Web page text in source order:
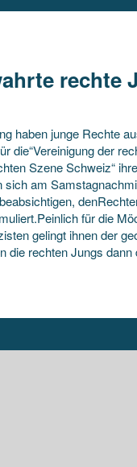
rechte
haben junge Rechte
die“Vereinigung der
Szene Schweiz“
sich am
für die
gelingt ihnen der
die rechten Jungs